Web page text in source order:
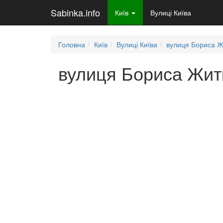
Sabinka.info Київ Вулиці Київа
Головна Київ Вулиці Київа вулиця Бориса
вулиця Бориса